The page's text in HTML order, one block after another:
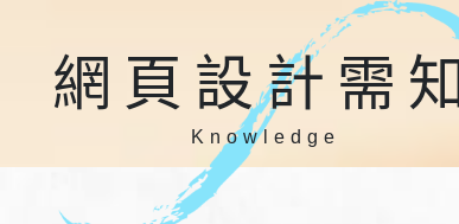
網頁設計需知
Knowledge